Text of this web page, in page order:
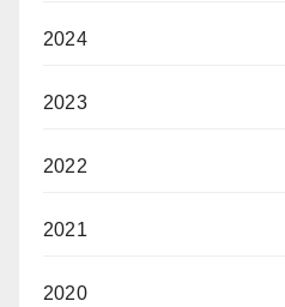
2024
2023
2022
2021
2020